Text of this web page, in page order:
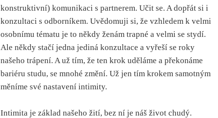
konstruktivní) komunikaci s partnerem. Učit se. A dopřát si i
konzultaci s odborníkem. Uvědomuji si, že vzhledem k velmi
osobnímu tématu je to někdy ženám trapné a velmi se stydí.
Ale někdy stačí jedna jediná konzultace a vyřeší se roky
našeho trápení. A už tím, že ten krok uděláme a překonáme
bariéru studu, se mnohé změní. Už jen tím krokem samotným
měníme své nastavení intimity.
Intimita je základ našeho žití, bez ní je náš život chudý.